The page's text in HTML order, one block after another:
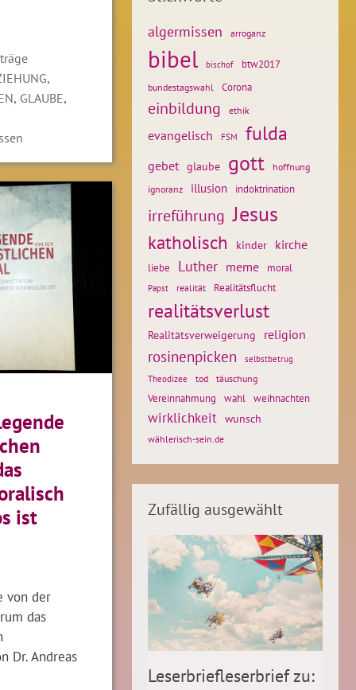
,
, GLAUBE,
ist
von der
das
Dr. Andreas
algermissen arroganz
bibel bischof btw2017
bundestagswahl Corona
einbildung ethik
evangelisch FSM fulda
gebet glaube gott
hoffnung
ignoranz
illusion indoktrination
irreführung Jesus
katholisch kinder kirche
liebe Luther meme moral
Papst realität Realitätsflucht
realitätsverlust
Realitätsverweigerung religion
rosinenpicken
selbstbetrug
Theodizee
tod täuschung
Vereinnahmung wahl weihnachten
wirklichkeit wunsch
wählerisch-sein.de
Zufällig ausgewählt
Leserbriefleserbrief zu: